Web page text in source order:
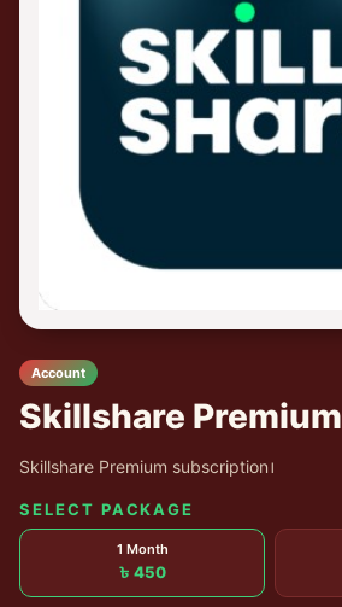
Account
Skillshare Premium
Skillshare Premium subscription।
SELECT PACKAGE
1 Month
৳ 450